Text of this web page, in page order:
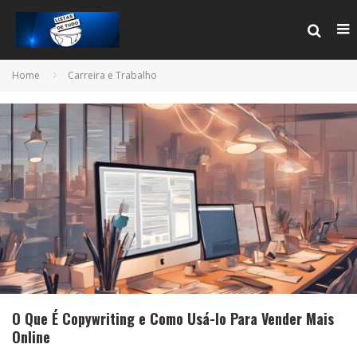
Home Carreira e Trabalho
O Que É Copywriting e Como Usá-lo Para Vender Mais
Online